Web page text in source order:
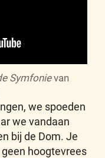
Symfonievan
we spoeden
we vandaan
bij de Dom. Je
hoogtevrees